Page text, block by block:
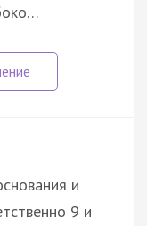
и
9 и